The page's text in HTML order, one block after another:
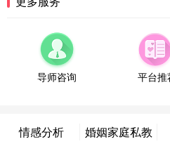
山东-青岛
微信用户 小任性
上海-黄浦
导师咨询 平台推
情感分析 婚姻家庭私教